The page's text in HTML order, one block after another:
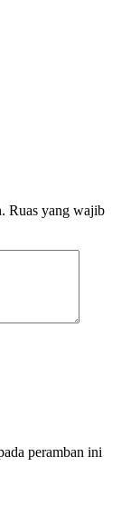
Ruas yang wajib
peramban ini